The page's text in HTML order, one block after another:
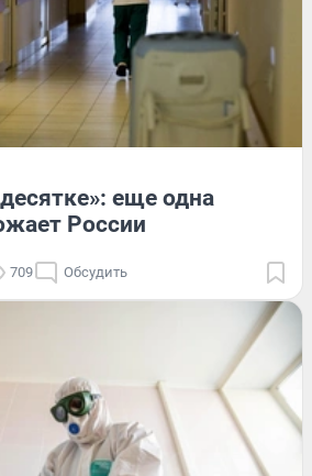
еще одна
России
709 Обсудить